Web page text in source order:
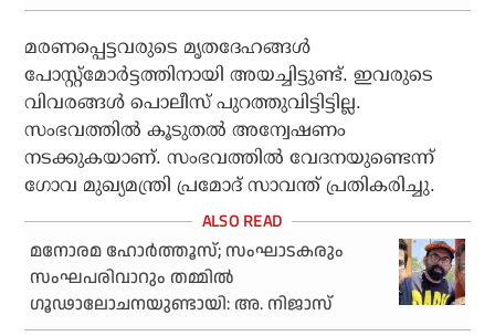
മരണപ്പെട്ടവരുടെ മൃതദേഹങ്ങള്‍
പോസ്റ്റ്‌മോര്‍ട്ടത്തിനായി അയച്ചിട്ടുണ്ട്. ഇവരുടെ
വിവരങ്ങള്‍ പൊലീസ് പുറത്തുവിട്ടിട്ടില്ല.
സംഭവത്തില്‍ കൂടുതല്‍ അന്വേഷണം
നടക്കുകയാണ്. സംഭവത്തില്‍ വേദനയുണ്ടെന്ന്
ഗോവ മുഖ്യമന്ത്രി പ്രമോദ് സാവന്ത് പ്രതികരിച്ചു.
മനോരമ ഹോര്‍ത്തൂസ്; സംഘാടകരും
സംഘപരിവാറും തമ്മില്‍
ഗൂഢാലോചനയുണ്ടായി: അ. നിജാസ്